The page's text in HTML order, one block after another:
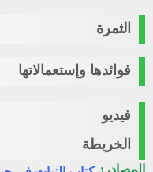
الثمرة
فوائدها وإستعمالاتها
فيديو
الخريطة
المصادر: